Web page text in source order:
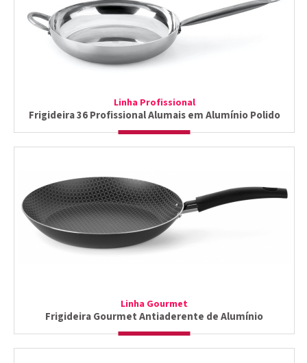
Linha Profissional
Frigideira 36 Profissional Alumais em Alumínio Polido
Linha Gourmet
Frigideira Gourmet Antiaderente de Alumínio